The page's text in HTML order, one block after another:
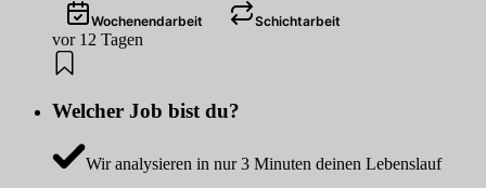
Wochenendarbeit Schichtarbeit
vor 12 Tagen
Welcher Job bist du?
Wir analysieren in nur 3 Minuten deinen Lebenslauf